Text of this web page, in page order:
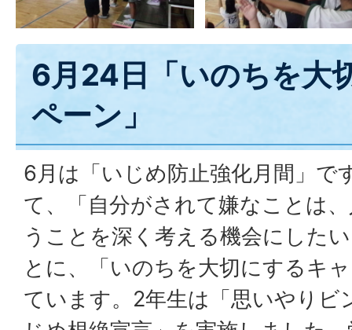
6月24日「いのちを大
ペーン」
6月は「いじめ防止強化月間」で
て、「自分がされて嫌なことは
うことを深く考える機会にした
とに、「いのちを大切にするキ
ています。2年生は「思いやりビ